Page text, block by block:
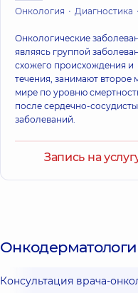
Онкология Диагностика
Онкологические
являясь группой
схожего происхождения и
течения, занимают второе
мире по уровню
после сердечно-
заболеваний.
Запись на
Консультация врача-